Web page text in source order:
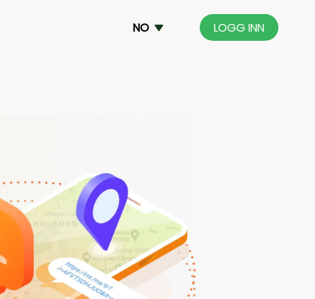
NO LOGG INN